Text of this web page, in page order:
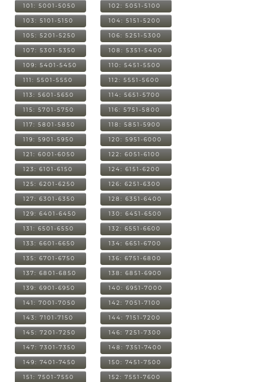
101: 5001-5050 102: 5051-5100
103: 5101-5150 104: 5151-5200
105: 5201-5250 106: 5251-5300
107: 5301-5350 108: 5351-5400
109: 5401-5450 110: 5451-5500
111: 5501-5550 112: 5551-5600
113: 5601-5650 114: 5651-5700
115: 5701-5750 116: 5751-5800
117: 5801-5850 118: 5851-5900
119: 5901-5950 120: 5951-6000
121: 6001-6050 122: 6051-6100
123: 6101-6150 124: 6151-6200
125: 6201-6250 126: 6251-6300
127: 6301-6350 128: 6351-6400
129: 6401-6450 130: 6451-6500
131: 6501-6550 132: 6551-6600
133: 6601-6650 134: 6651-6700
135: 6701-6750 136: 6751-6800
137: 6801-6850 138: 6851-6900
139: 6901-6950 140: 6951-7000
141: 7001-7050 142: 7051-7100
143: 7101-7150 144: 7151-7200
145: 7201-7250 146: 7251-7300
147: 7301-7350 148: 7351-7400
149: 7401-7450 150: 7451-7500
151: 7501-7550 152: 7551-7600